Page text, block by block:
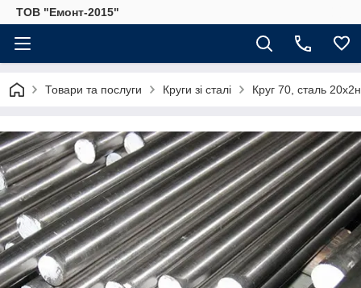
ТОВ "Емонт-2015"
Товари та послуги Круги зі сталі Круг 70, сталь